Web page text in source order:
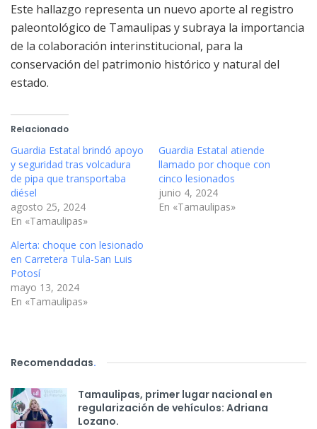
Este hallazgo representa un nuevo aporte al registro
paleontológico de Tamaulipas y subraya la importancia
de la colaboración interinstitucional, para la
conservación del patrimonio histórico y natural del
estado.
Relacionado
Guardia Estatal brindó apoyo
y seguridad tras volcadura
de pipa que transportaba
diésel
agosto 25, 2024
En «Tamaulipas»
Guardia Estatal atiende
llamado por choque con
cinco lesionados
junio 4, 2024
En «Tamaulipas»
Alerta: choque con lesionado
en Carretera Tula-San Luis
Potosí
mayo 13, 2024
En «Tamaulipas»
Recomendadas.
Tamaulipas, primer lugar nacional en
regularización de vehículos: Adriana
Lozano.